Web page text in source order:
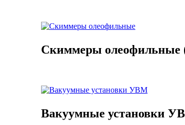
Скиммеры олеофильные
Вакуумные установки